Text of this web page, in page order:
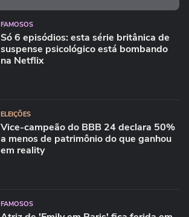
FAMOSOS
Só 6 episódios: esta série britânica de
suspense psicológico está bombando
na Netflix
ELEIÇÕES
Vice-campeão do BBB 24 declara 50%
a menos de patrimônio do que ganhou
em reality
FAMOSOS